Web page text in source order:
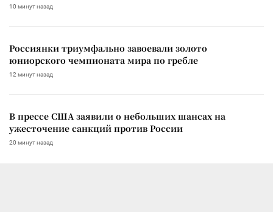
10 минут назад
Россиянки триумфально завоевали золото
юниорского чемпионата мира по гребле
12 минут назад
В прессе США заявили о небольших шансах на
ужесточение санкций против России
20 минут назад